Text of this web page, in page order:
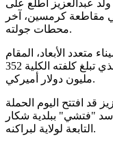
ولد عبدالعزيز اطلع على
مقاطعة كرمسين، آخر
محطات جولته.
متعدد الأبعاد، المقام
في منطقة "اريايه" بمركز انجاغو الإداري، الذي تبلغ كلفته الكلية 352
مليون دولار أميركي.
قد افتتح اليوم الحملة
للموسم 2019-2020، من سد "فتشي" ببلدية شكار
التابعة لولاية لبراكنه.